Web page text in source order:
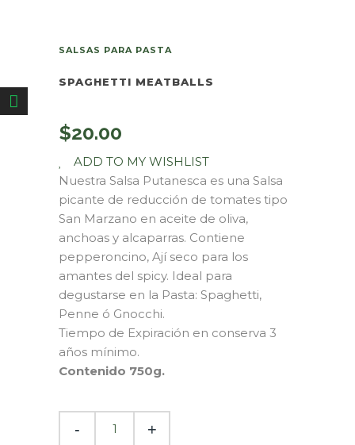
SALSAS PARA PASTA
SPAGHETTI MEATBALLS
$20.00
ADD TO MY WISHLIST
Nuestra Salsa Putanesca es una Salsa
picante de reducción de tomates tipo
San Marzano en aceite de oliva,
anchoas y alcaparras. Contiene
pepperoncino, Ají seco para los
amantes del spicy. Ideal para
degustarse en la Pasta: Spaghetti,
Penne ó Gnocchi.
Tiempo de Expiración en conserva 3
años mínimo.
Contenido 750g.